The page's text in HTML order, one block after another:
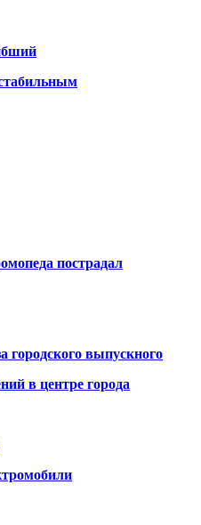
пострадал
городского выпускного
в центре города